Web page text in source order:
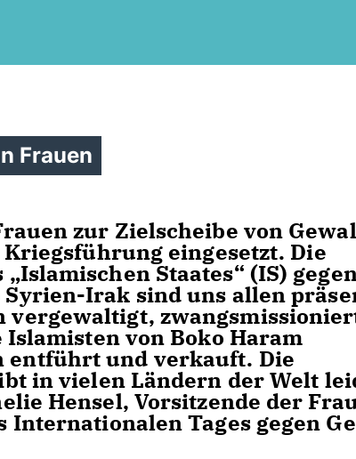
Frauen
zur Zielscheibe von
eingesetzt. Die
Staates“ (IS)
Irak sind uns allen
vergewaltigt,
von Boko Haram
entführt und verkauft. Die
in vielen Ländern der Welt
Hensel, Vorsitzende der
Tages gegen